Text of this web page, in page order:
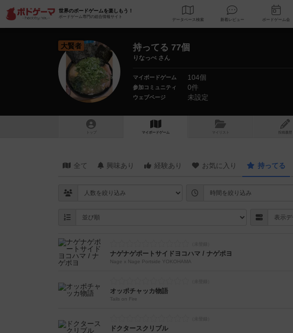
世界のボードゲームを楽しもう！
ボードゲーム専門の総合情報サイト
データベース 検索 新着レビュー
大賢者 持ってる 77個
りなっぺ さん
マイボードゲーム 104個
参加コミュニティ 0件
ウェブページ 未設定
トップ マイボードゲーム マイリスト 投稿履歴
全て 興味あり 経験あり お気に入り 持ってる
ナゲナゲポートサイドヨコハマ / ナゲポヨ
Nage x Nage Portside YOKOHAMA
オッポチャッカ物語
Tails on Fire
ドクタースクリブル